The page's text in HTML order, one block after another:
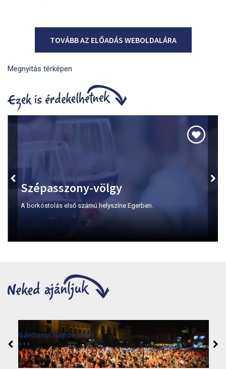
TOVÁBB AZ ELŐADÁS WEBOLDALÁRA
Megnyitás térképen
Szépasszony-völgy
A borkóstolás első számú helyszíne Egerben.
Gárdonyi Napok 2026
2026. augusztus 3 - 7.
Eger 3300